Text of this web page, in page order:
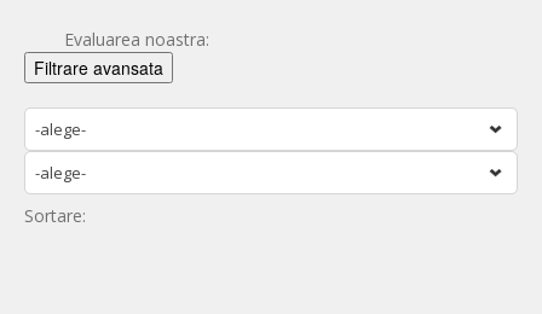
Evaluarea noastra:
Filtrare avansata
-alege-
-alege-
Sortare: